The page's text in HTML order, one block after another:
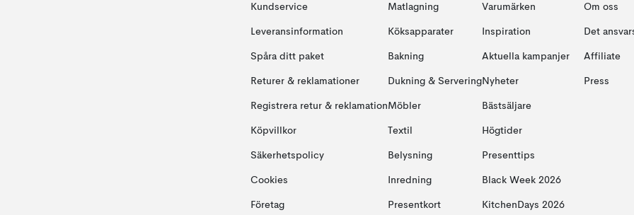
Kundservice
Leveransinformation
Spåra ditt paket
Returer & reklamationer
Registrera retur & reklamation
Köpvillkor
Säkerhetspolicy
Cookies
Företag
Matlagning
Köksapparater
Bakning
Dukning & Servering
Möbler
Textil
Belysning
Inredning
Presentkort
Varumärken
Inspiration
Aktuella kampanjer
Nyheter
Bästsäljare
Högtider
Presenttips
Black Week 2026
KitchenDays 2026
Om oss
Det
Affiliate
Press